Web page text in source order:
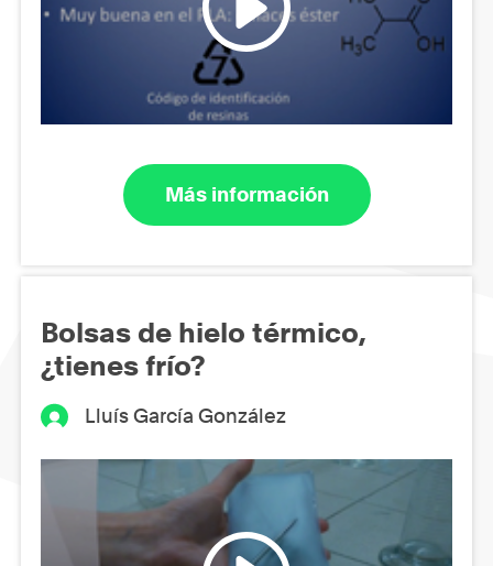
Más información
Bolsas de hielo térmico,
¿tienes frío?
Lluís García González